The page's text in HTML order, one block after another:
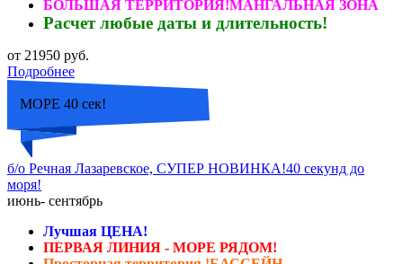
БОЛЬШАЯ ТЕРРИТОРИЯ!МАНГАЛЬНАЯ ЗОНА
Расчет любые даты и длительность!
от 21950 руб.
Подробнее
МОРЕ 40 сек!
б/о Речная Лазаревское, СУПЕР НОВИНКА!40 секунд до
моря!
июнь- сентябрь
Лучшая ЦЕНА!
ПЕРВАЯ ЛИНИЯ - МОРЕ РЯДОМ!